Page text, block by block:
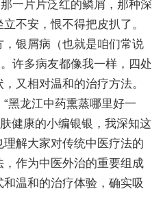
一片片泛红的鳞屑，那种深
不安，恨不得把皮扒了。
银屑病（也就是咱们常说
许多病友都像我一样，四处
又相对温和的治疗方法。
黑龙江中药熏蒸哪里好一
健康的小编银银，我深知这
解大家对传统中医疗法的
作为中医外治的重要组成
温和的治疗体验，确实吸